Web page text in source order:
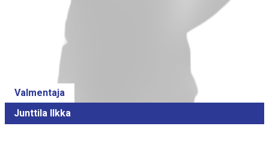
Valmentaja
Junttila Ilkka